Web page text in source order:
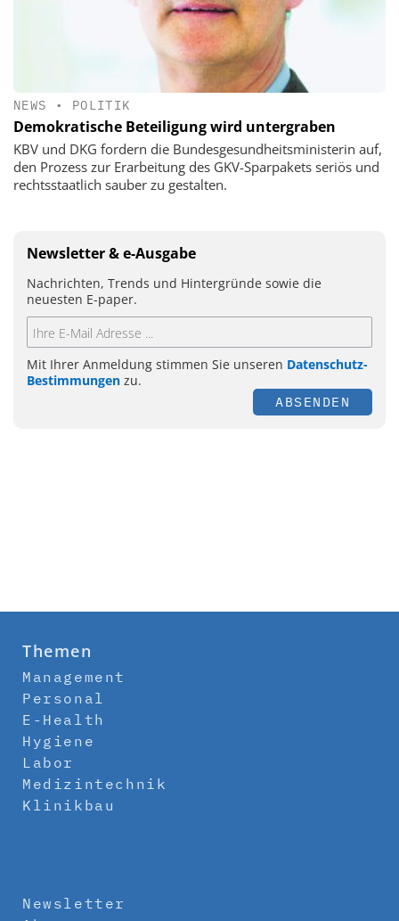
NEWS • POLITIK
Demokratische Beteiligung wird untergraben
KBV und DKG fordern die Bundesgesundheitsministerin auf,
den Prozess zur Erarbeitung des GKV-Sparpakets seriös und
rechtsstaatlich sauber zu gestalten.
Newsletter & e-Ausgabe
Nachrichten, Trends und Hintergründe sowie die
neuesten E-paper.
Mit Ihrer Anmeldung stimmen Sie unseren Datenschutz-
Bestimmungen zu.
ABSENDEN
Themen
Management
Personal
E-Health
Hygiene
Labor
Medizintechnik
Klinikbau
Newsletter